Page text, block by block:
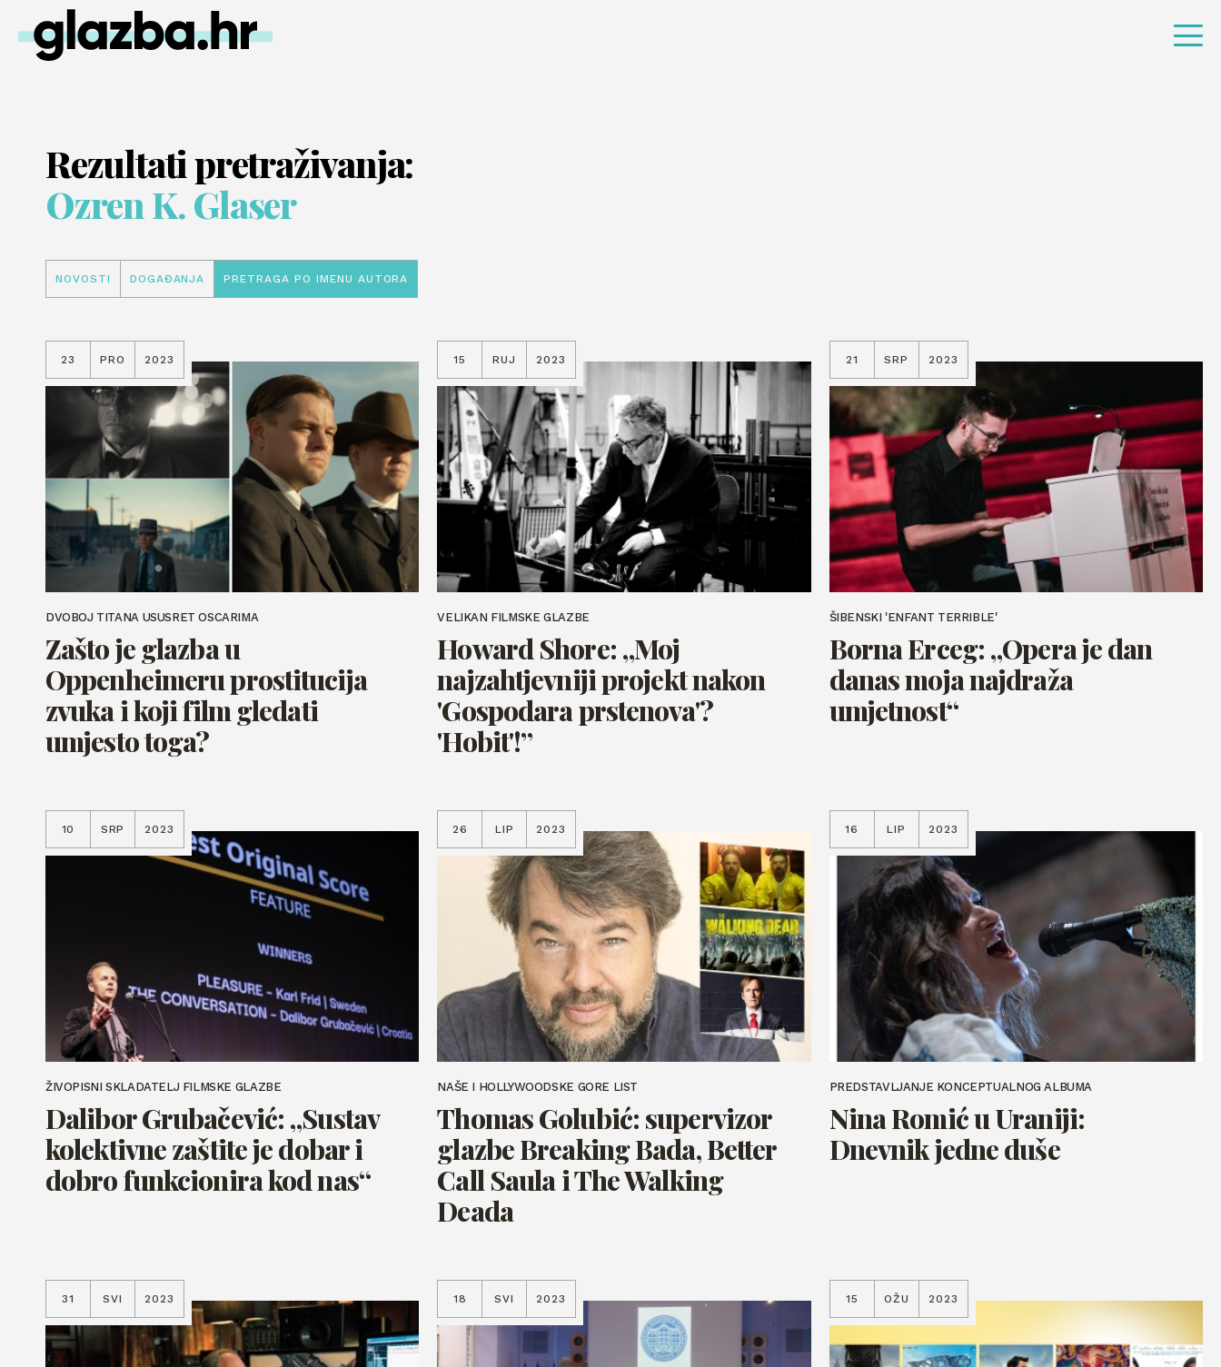
Rezultati pretraživanja:
Ozren K. Glaser
NOVOSTI DOGAĐANJA PRETRAGA PO IMENU AUTORA
23 PRO 2023
DVOBOJ TITANA USUSRET OSCARIMA
Zašto je glazba u
Oppenheimeru prostitucija
zvuka i koji film gledati
umjesto toga?
15 RUJ 2023
VELIKAN FILMSKE GLAZBE
Howard Shore: „Moj
najzahtjevniji projekt nakon
'Gospodara prstenova'?
'Hobit'!”
21 SRP 2023
ŠIBENSKI 'ENFANT TERRIBLE'
Borna Erceg: „Opera je dan
danas moja najdraža
umjetnost“
10 SRP 2023
ŽIVOPISNI SKLADATELJ FILMSKE GLAZBE
Dalibor Grubačević: „Sustav
kolektivne zaštite je dobar i
dobro funkcionira kod nas“
26 LIP 2023
NAŠE I HOLLYWOODSKE GORE LIST
Thomas Golubić: supervizor
glazbe Breaking Bada, Better
Call Saula i The Walking
Deada
16 LIP 2023
PREDSTAVLJANJE KONCEPTUALNOG ALBUMA
Nina Romić u Uraniji:
Dnevnik jedne duše
31 SVI 2023 18 SVI 2023 15 OŽU 2023